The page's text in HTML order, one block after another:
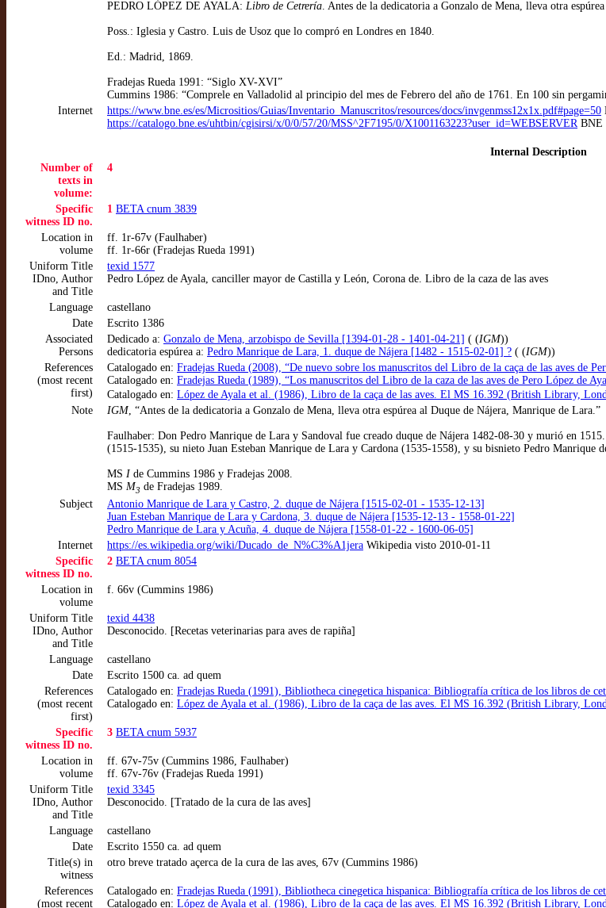
PEDRO LÓPEZ DE AYALA: Libro de Cetrería. Antes de la dedicatoria a Gonzalo de Mena, lleva otra
Poss.: Iglesia y Castro. Luis de Usoz que lo compró en Londres en 1840.
Ed.: Madrid, 1869.
Fradejas Rueda 1991: “Siglo XV-XVI”
Cummins 1986: “Comprele en Valladolid al principio del mes de Febrero del año de 1761. En 100 sin
Internet
https://www.bne.es/es/Micrositios/Guias/Inventario_Manuscritos/resources/docs/invgenmss12x1x.pdf#page=50
https://catalogo.bne.es/uhtbin/cgisirsi/x/0/0/57/20/MSS^2F7195/0/X1001163223?user_id=WEBSERVERBNE
Internal Description
Number of
texts in
volume:
4
Specific
witness ID no.
1 BETA cnum 3839
Location in
volume
ff. 1r-67v (Faulhaber)
ff. 1r-66r (Fradejas Rueda 1991)
Uniform Title
IDno, Author
and Title
texid 1577
Pedro López de Ayala, canciller mayor de Castilla y León, Corona de. Libro de la caza de las aves
Language
castellano
Date
Escrito 1386
Associated
Persons
Dedicado a: Gonzalo de Mena, arzobispo de Sevilla [1394-01-28 - 1401-04-21] ( (IGM))
dedicatoria espúrea a: Pedro Manrique de Lara, 1. duque de Nájera [1482 - 1515-02-01] ? ( (IGM))
References
(most recent
first)
Catalogado en: Fradejas Rueda (2008), “De nuevo sobre los manuscritos del Libro de la caça de las aves de
Catalogado en: Fradejas Rueda (1989), “Los manuscritos del Libro de la caza de las aves de Pero López de
Catalogado en: López de Ayala et al. (1986), Libro de la caça de las aves. El MS 16.392 (British Library,
Note
IGM, “Antes de la dedicatoria a Gonzalo de Mena, lleva otra espúrea al Duque de Nájera, Manrique de Lara.”
Faulhaber: Don Pedro Manrique de Lara y Sandoval fue creado duque de Nájera 1482-08-30 y murió en
(1515-1535), su nieto Juan Esteban Manrique de Lara y Cardona (1535-1558), y su bisnieto Pedro Manrique
MS I de Cummins 1986 y Fradejas 2008.
MS M3 de Fradejas 1989.
Subject
Antonio Manrique de Lara y Castro, 2. duque de Nájera [1515-02-01 - 1535-12-13]
Juan Esteban Manrique de Lara y Cardona, 3. duque de Nájera [1535-12-13 - 1558-01-22]
Pedro Manrique de Lara y Acuña, 4. duque de Nájera [1558-01-22 - 1600-06-05]
Internet
https://es.wikipedia.org/wiki/Ducado_de_N%C3%A1jera Wikipedia visto 2010-01-11
Specific
witness ID no.
2 BETA cnum 8054
Location in
volume
f. 66v (Cummins 1986)
Uniform Title
IDno, Author
and Title
texid 4438
Desconocido. [Recetas veterinarias para aves de rapiña]
Language
castellano
Date
Escrito 1500 ca. ad quem
References
(most recent
first)
Catalogado en: Fradejas Rueda (1991), Bibliotheca cinegetica hispanica: Bibliografía crítica de los libros de
Catalogado en: López de Ayala et al. (1986), Libro de la caça de las aves. El MS 16.392 (British Library,
Specific
witness ID no.
3 BETA cnum 5937
Location in
volume
ff. 67v-75v (Cummins 1986, Faulhaber)
ff. 67v-76v (Fradejas Rueda 1991)
Uniform Title
IDno, Author
and Title
texid 3345
Desconocido. [Tratado de la cura de las aves]
Language
castellano
Date
Escrito 1550 ca. ad quem
Title(s) in
witness
otro breve tratado açerca de la cura de las aves, 67v (Cummins 1986)
References
(most recent
Catalogado en: Fradejas Rueda (1991), Bibliotheca cinegetica hispanica: Bibliografía crítica de los libros de
Catalogado en: López de Ayala et al. (1986), Libro de la caça de las aves. El MS 16.392 (British Library,